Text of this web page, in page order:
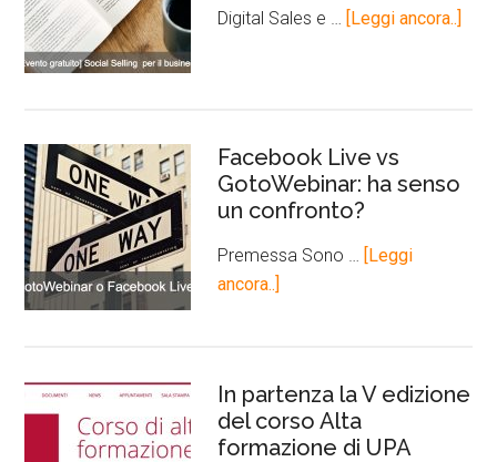
Digital Sales e … [Leggi ancora..]
Facebook Live vs
GotoWebinar: ha senso
un confronto?
Premessa Sono … [Leggi
ancora..]
In partenza la V edizione
del corso Alta
formazione di UPA